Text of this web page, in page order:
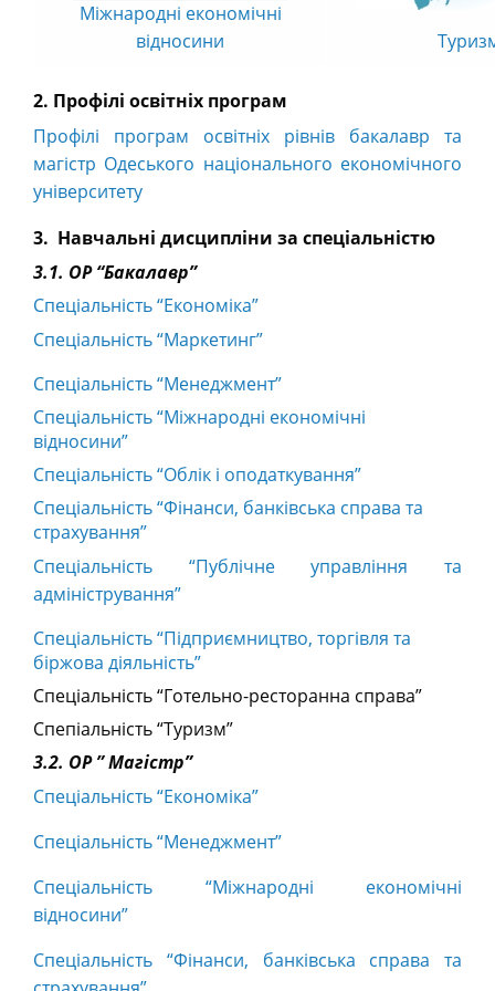
Міжнародні економічні
відносини
2. Профілі освітніх програм
Профілі програм освітніх рівнів бакалавр та
магістр Одеського національного економічного
університету
3. Навчальні дисципліни за спеціальністю
3.1. ОР “Бакалавр”
Спеціальність “Економіка”
Спеціальність “Маркетинг”
Спеціальність “Менеджмент”
Спеціальність “Міжнародні економічні
відносини”
Спеціальність “Облік і оподаткування”
Спеціальність “Фінанси, банківська справа та
страхування”
Спеціальність “Публічне управління та
адміністрування”
Спеціальність “Підприємництво, торгівля та
біржова діяльність”
Спеціальність “Готельно-ресторанна справа”
Спепіальність “Туризм”
3.2. ОР ” Магістр”
Спеціальність “Економіка”
Спеціальність “Менеджмент”
Спеціальність “Міжнародні економічні
відносини”
Спеціальність “Фінанси, банківська справа та